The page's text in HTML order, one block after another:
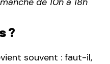
?
souvent : faut-il,